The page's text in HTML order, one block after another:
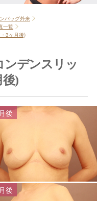
バッグ外来
一覧
3ヶ月後)
ンデンスリッ
後)
後
後